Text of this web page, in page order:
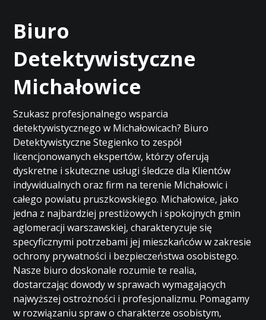
Biuro
Detektywistyczne
Michałowice
Szukasz profesjonalnego wsparcia
detektywistycznego w Michałowicach? Biuro
Detektywistyczne Stegienko to zespół
licencjonowanych ekspertów, którzy oferują
dyskretne i skuteczne usługi śledcze dla Klientów
indywidualnych oraz firm na terenie Michałowic i
całego powiatu pruszkowskiego. Michałowice, jako
jedna z najbardziej prestiżowych i spokojnych gmin
aglomeracji warszawskiej, charakteryzuje się
specyficznymi potrzebami jej mieszkańców w zakresie
ochrony prywatności i bezpieczeństwa osobistego.
Nasze biuro doskonale rozumie te realia,
dostarczając dowody w sprawach wymagających
najwyższej ostrożności i profesjonalizmu. Pomagamy
w rozwiązaniu spraw o charakterze osobistym,